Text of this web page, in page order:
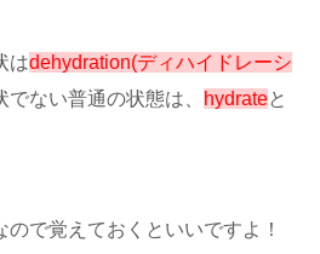
はdehydration(ディハイドレーシ
でない普通の状態は、 hydrateと
で覚えておくといいですよ！